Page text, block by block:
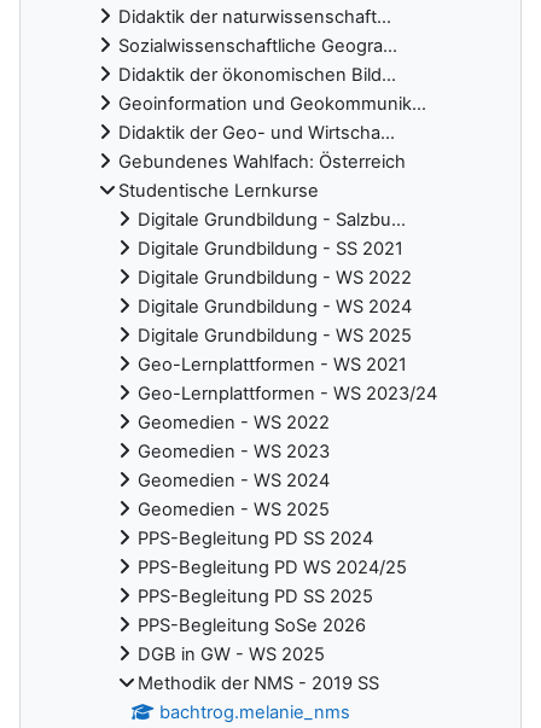
Didaktik der naturwissenschaft...
Sozialwissenschaftliche Geogra...
Didaktik der ökonomischen Bild...
Geoinformation und Geokommunik...
Didaktik der Geo- und Wirtscha...
Gebundenes Wahlfach: Österreich
Studentische Lernkurse
Digitale Grundbildung - Salzbu...
Digitale Grundbildung - SS 2021
Digitale Grundbildung - WS 2022
Digitale Grundbildung - WS 2024
Digitale Grundbildung - WS 2025
Geo-Lernplattformen - WS 2021
Geo-Lernplattformen - WS 2023/24
Geomedien - WS 2022
Geomedien - WS 2023
Geomedien - WS 2024
Geomedien - WS 2025
PPS-Begleitung PD SS 2024
PPS-Begleitung PD WS 2024/25
PPS-Begleitung PD SS 2025
PPS-Begleitung SoSe 2026
DGB in GW - WS 2025
Methodik der NMS - 2019 SS
bachtrog.melanie_nms